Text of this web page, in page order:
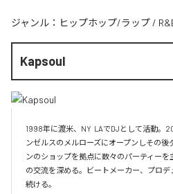
ジャンル： ヒップホップ/ラップ /
Kapsoul
1998年に渡米、NY  LAでDJとして活動。
ンゼルスのメルローズにオープンしその
ンのショップを拠点に数々のパーティーを
の交流を深める。ビートメーカー、プロ
続ける。